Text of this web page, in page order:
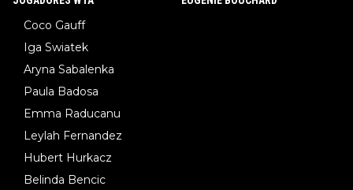
Coco Gauff
Iga Swiatek
Aryna Sabalenka
Paula Badosa
Emma Raducanu
Leylah Fernandez
Hubert Hurkacz
Belinda Bencic